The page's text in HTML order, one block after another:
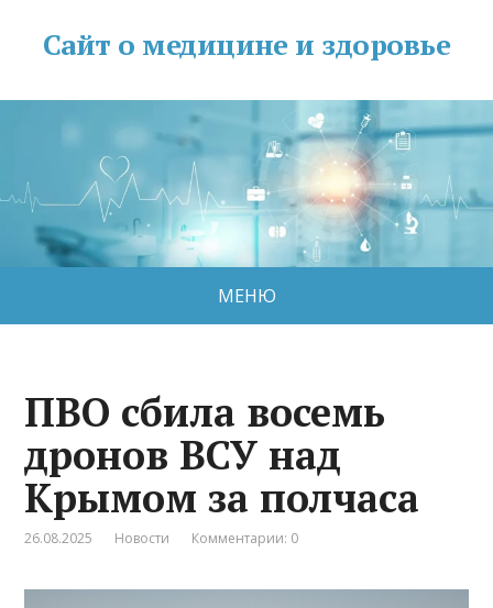
Сайт о медицине и здоровье
МЕНЮ
ПВО сбила восемь
дронов ВСУ над
Крымом за полчаса
26.08.2025 Новости Комментарии: 0